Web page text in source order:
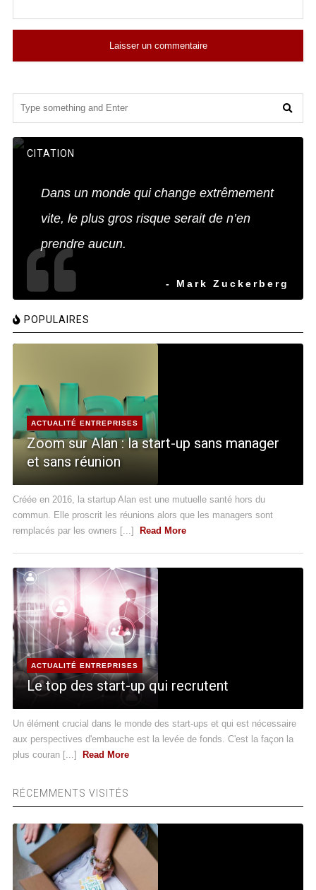
CITATION
Dans un monde qui change extrêmement
vite, le plus gros risque serait de n’en
prendre aucun.
- Mark Zuckerberg
POPULAIRES
ACTUALITÉ ENTREPRISES
Zoom sur Alan : la start-up sans manager
et sans réunion
Créée en 2016, la startup Alan est une mutuelle santé hors du
commun. Elle proscrit les réunions alors que les managers sont
remplacés par les owners [...]
Read More
ACTUALITÉ ENTREPRISES
Le top des start-up qui recrutent
Un élément crucial dans le monde des start-ups et qui est nécessaire
aux perspectives d'embauche est la levée de fonds. C'est la façon la
plus couran [...]
Read More
RÉCEMMENTS VISITÉS